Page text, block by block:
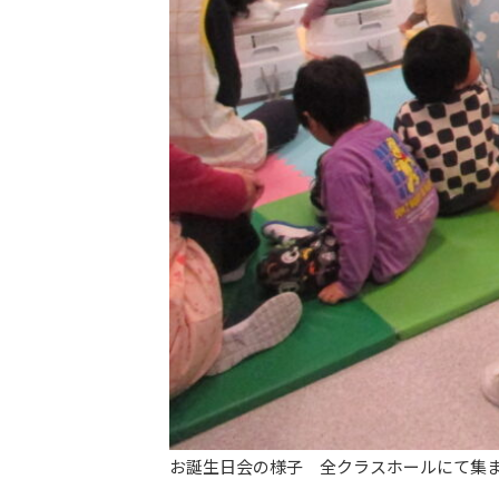
お誕生日会の様子 全クラスホールにて集